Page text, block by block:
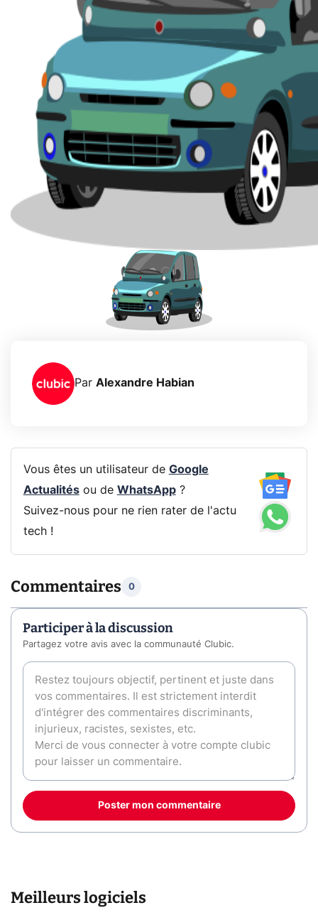
Par Alexandre Habian
Vous êtes un utilisateur de Google
Actualitésou de WhatsApp?
Suivez-nous pour ne rien rater de l'actu
tech !
Commentaires 0
Participer à la discussion
Partagez votre avis avec la communauté Clubic.
Poster mon commentaire
Meilleurs logiciels